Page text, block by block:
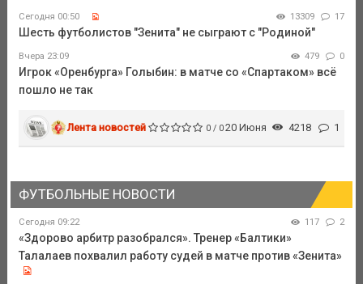
Сегодня 00:50 13309 17
Шесть футболистов "Зенита" не сыграют с "Родиной"
Вчера 23:09 479 0
Игрок «Оренбурга» Голыбин: в матче со «Спартаком» всё
пошло не так
Лента новостей 0 / 020 Июня 4218 1
ФУТБОЛЬНЫЕ НОВОСТИ
Сегодня 09:22 117 2
«Здорово арбитр разобрался». Тренер «Балтики»
Талалаев похвалил работу судей в матче против «Зенита»